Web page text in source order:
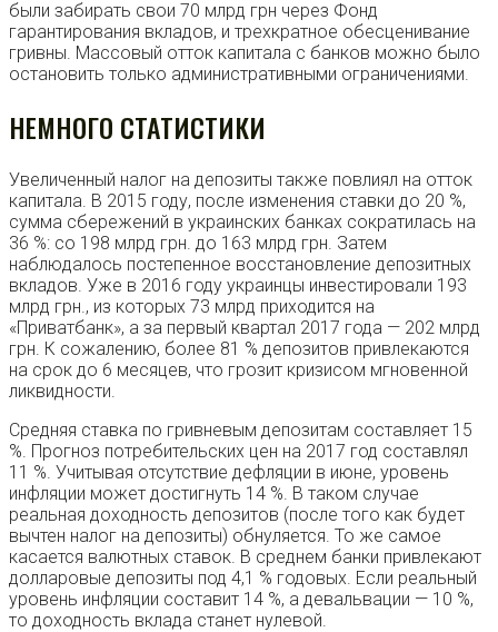
были забирать свои 70 млрд грн через Фонд
гарантирования вкладов, и трехкратное обесценивание
гривны. Массовый отток капитала с банков можно было
остановить только административными ограничениями.
НЕМНОГО СТАТИСТИКИ
Увеличенный налог на депозиты также повлиял на отток
капитала. В 2015 году, после изменения ставки до 20 %,
сумма сбережений в украинских банках сократилась на
36 %: со 198 млрд грн. до 163 млрд грн. Затем
наблюдалось постепенное восстановление депозитных
вкладов. Уже в 2016 году украинцы инвестировали 193
млрд грн., из которых 73 млрд приходится на
«Приватбанк», а за первый квартал 2017 года — 202 млрд
грн. К сожалению, более 81 % депозитов привлекаются
на срок до 6 месяцев, что грозит кризисом мгновенной
ликвидности.
Средняя ставка по гривневым депозитам составляет 15
%. Прогноз потребительских цен на 2017 год составлял
11 %. Учитывая отсутствие дефляции в июне, уровень
инфляции может достигнуть 14 %. В таком случае
реальная доходность депозитов (после того как будет
вычтен налог на депозиты) обнуляется. То же самое
касается валютных ставок. В среднем банки привлекают
долларовые депозиты под 4,1 % годовых. Если реальный
уровень инфляции составит 14 %, а девальвации — 10 %,
то доходность вклада станет нулевой.